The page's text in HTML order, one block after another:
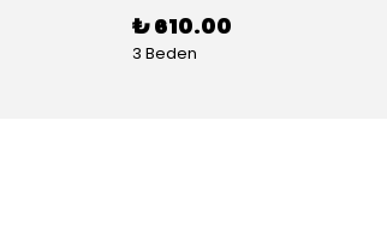
₺ 610.00
3 Beden